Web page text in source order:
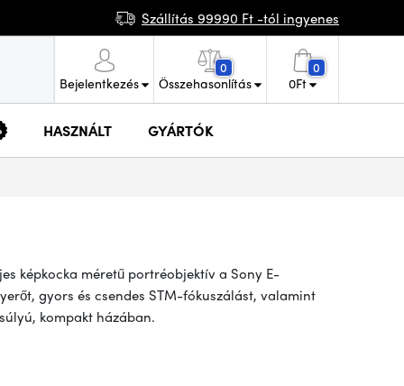
Szállítás 99990 Ft -tól ingyenes
Bejelentkezés
0
Összehasonlítás
0
0Ft
HASZNÁLT GYÁRTÓK
képkocka méretű portréobjektív a Sony E-
gyors és csendes STM-fókuszálást, valamint
kompakt házában.